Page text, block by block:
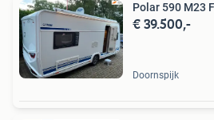
Polar 590 M23
€ 39.500,-
Doornspijk